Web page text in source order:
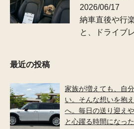
2026/06/17
納車直後や行
と、ドライブ
最近の投稿
家族が増えても、自
い。そんな想いを抱
へ。毎日の送り迎え
と心躍る時間になっ